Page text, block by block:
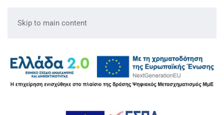
Skip to main content